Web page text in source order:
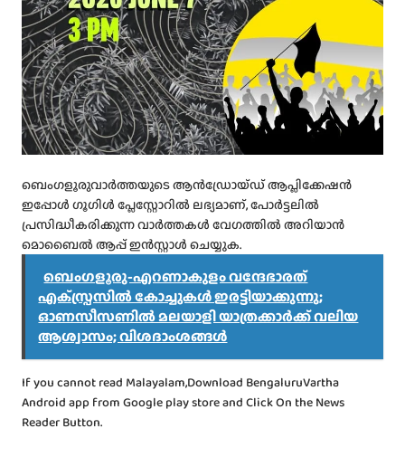
ബെംഗളൂരുവാർത്തയുടെ ആൻഡ്രോയ്ഡ് ആപ്ലിക്കേഷൻ
ഇപ്പോൾ ഗൂഗിൾ പ്ലേസ്റ്റോറിൽ ലഭ്യമാണ്, പോർട്ടലിൽ
പ്രസിദ്ധീകരിക്കുന്ന വാർത്തകൾ വേഗത്തിൽ അറിയാൻ
മൊബൈൽ ആപ്പ് ഇൻസ്റ്റാൾ ചെയ്യുക.
ബെംഗളൂരു-എറണാകുളം വന്ദേഭാരത്
എക്‌സ്പ്രസില്‍ കോച്ചുകള്‍ ഇരട്ടിയാക്കുന്നു;
ഓണസീസണിൽ മലയാളി യാത്രക്കാർക്ക് വലിയ
ആശ്വാസം; വിശദാംശങ്ങൾ
If you cannot read Malayalam,Download BengaluruVartha
Android app from Google play store and Click On the News
Reader Button.